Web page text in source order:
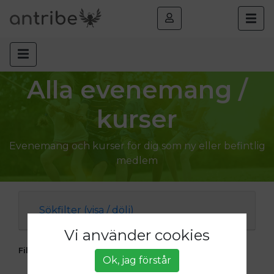
Alla evenemang /
kurser
Evenemang och kurser för dig som ny eller befintlig
medlem
Sökfilter (visa / dölj)
Filtrera ditt sökresultat: Öppen för anmälan
Vi använder cookies
Ok, jag förstår